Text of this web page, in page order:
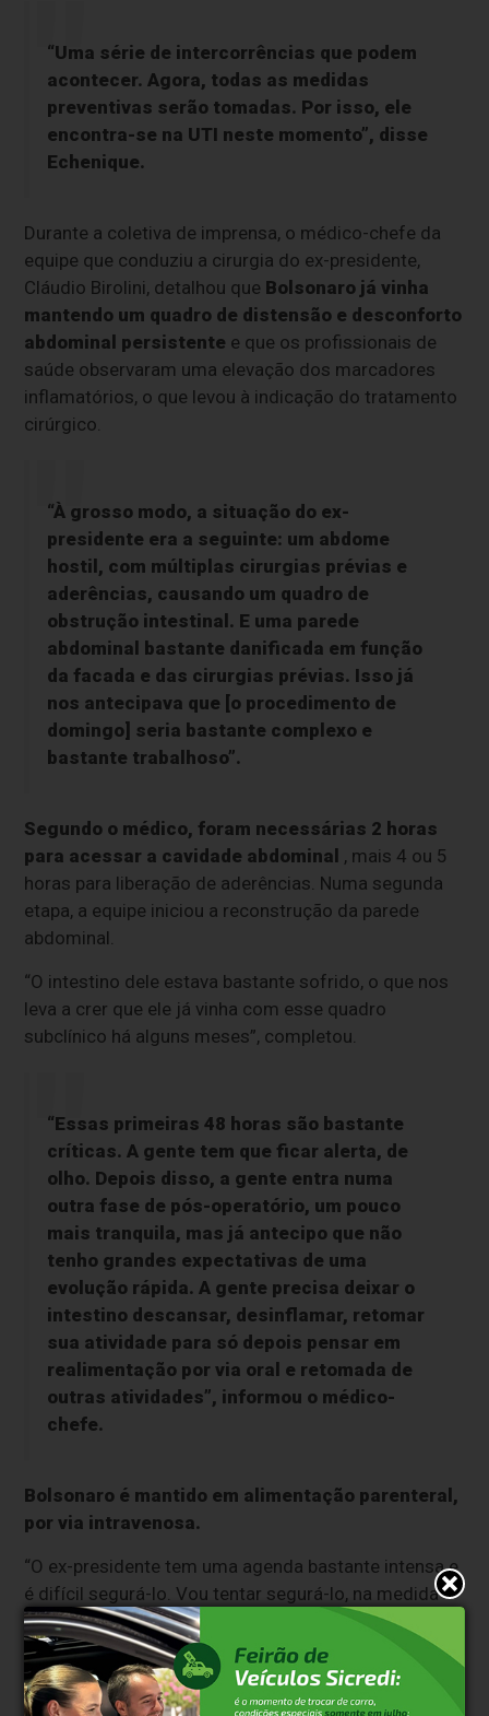
“Uma série de intercorrências que podem
acontecer. Agora, todas as medidas
preventivas serão tomadas. Por isso, ele
encontra-se na UTI neste momento”, disse
Echenique.
Durante a coletiva de imprensa, o médico-chefe da
equipe que conduziu a cirurgia do ex-presidente,
Cláudio Birolini, detalhou que Bolsonaro já vinha
mantendo um quadro de distensão e desconforto
abdominal persistente e que os profissionais de
saúde observaram uma elevação dos marcadores
inflamatórios, o que levou à indicação do tratamento
cirúrgico.
“À grosso modo, a situação do ex-
presidente era a seguinte: um abdome
hostil, com múltiplas cirurgias prévias e
aderências, causando um quadro de
obstrução intestinal. E uma parede
abdominal bastante danificada em função
da facada e das cirurgias prévias. Isso já
nos antecipava que [o procedimento de
domingo] seria bastante complexo e
bastante trabalhoso”.
Segundo o médico, foram necessárias 2 horas
para acessar a cavidade abdominal , mais 4 ou 5
horas para liberação de aderências. Numa segunda
etapa, a equipe iniciou a reconstrução da parede
abdominal.
“O intestino dele estava bastante sofrido, o que nos
leva a crer que ele já vinha com esse quadro
subclínico há alguns meses”, completou.
“Essas primeiras 48 horas são bastante
críticas. A gente tem que ficar alerta, de
olho. Depois disso, a gente entra numa
outra fase de pós-operatório, um pouco
mais tranquila, mas já antecipo que não
tenho grandes expectativas de uma
evolução rápida. A gente precisa deixar o
intestino descansar, desinflamar, retomar
sua atividade para só depois pensar em
realimentação por via oral e retomada de
outras atividades”, informou o médico-
chefe.
Bolsonaro é mantido em alimentação parenteral,
por via intravenosa.
“O ex-presidente tem uma agenda bastante intensa e
é difícil segurá-lo. Vou tentar segurá-lo, na medida
do possível, mas ele tem o ritmo dele”, destacou
Birolini, ao citar queobjetivo da equipe médica é
que o ex-presidente volte a ter uma vida normal,
sem restrições.